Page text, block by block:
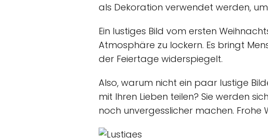
als Dekoration verwendet werden,
Ein lustiges Bild vom ersten
Atmosphäre zu lockern. Es bringt
der Feiertage widerspiegelt.
Also, warum nicht ein paar lustige
mit Ihren Lieben teilen? Sie werden
noch unvergesslicher machen. Frohe